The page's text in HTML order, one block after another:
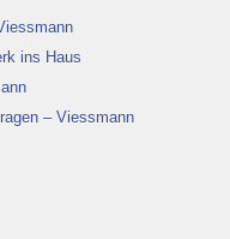
ins Haus
– Viessmann